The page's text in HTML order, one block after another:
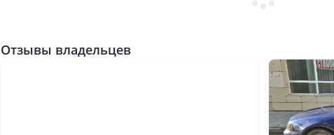
Отзывы владельцев